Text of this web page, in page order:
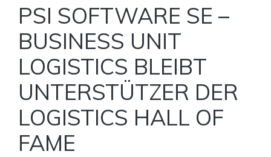
PSI SOFTWARE SE –
BUSINESS UNIT
LOGISTICS BLEIBT
UNTERSTÜTZER DER
LOGISTICS HALL OF
FAME